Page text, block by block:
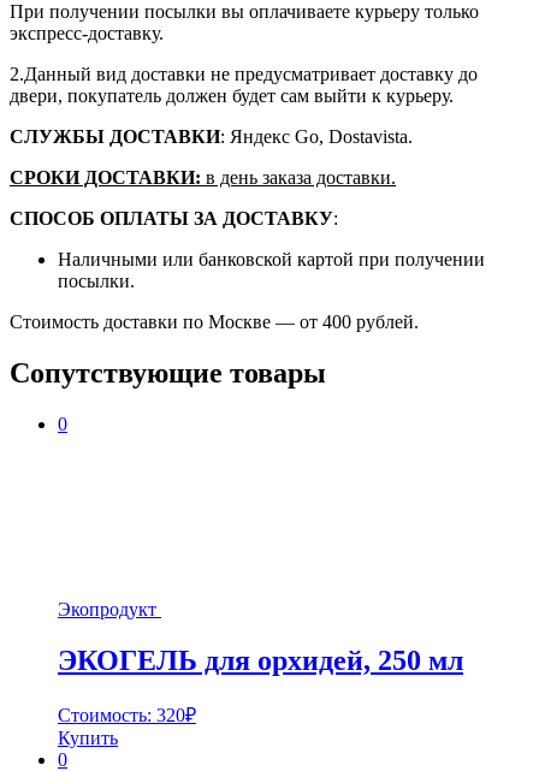
При получении посылки вы оплачиваете курьеру только
экспресс-доставку.
2.Данный вид доставки не предусматривает доставку до
двери, покупатель должен будет сам выйти к курьеру.
СЛУЖБЫ ДОСТАВКИ: Яндекс Go, Dostavista.
СРОКИ ДОСТАВКИ: в день заказа доставки.
СПОСОБ ОПЛАТЫ ЗА ДОСТАВКУ:
Наличными или банковской картой при получении
посылки.
Стоимость доставки по Москве — от 400 рублей.
Сопутствующие товары
0
Экопродукт
ЭКОГЕЛЬ для орхидей, 250 мл
Стоимость: 320₽
Купить
0